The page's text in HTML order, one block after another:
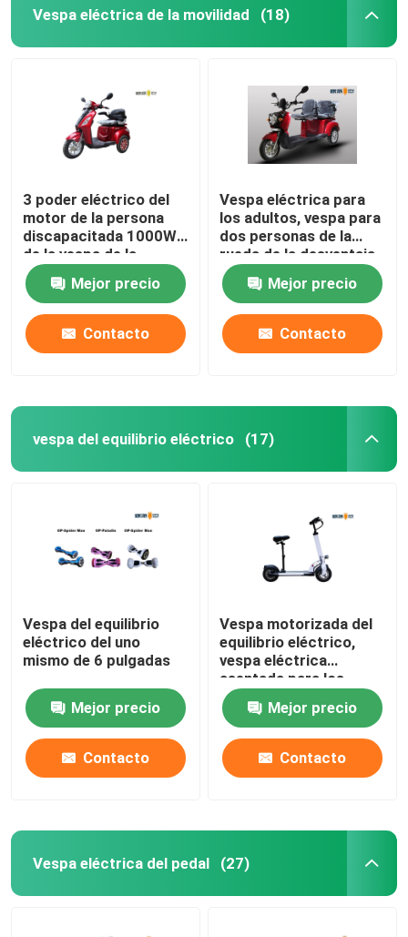
Vespa eléctrica de la movilidad (18)
3 poder eléctrico del
motor de la persona
discapacitada 1000W
de la vespa de la
movilidad de la gama
larga de la rueda
Mejor precio
Contacto
Vespa eléctrica para
los adultos, vespa para
dos personas de la
rueda de la desventaja
3 de la movilidad
Mejor precio
Contacto
vespa del equilibrio eléctrico (17)
Vespa del equilibrio
eléctrico del uno
mismo de 6 pulgadas
Mejor precio
Contacto
Vespa motorizada del
equilibrio eléctrico,
vespa eléctrica
asentada para los
adultos
Mejor precio
Contacto
Vespa eléctrica del pedal (27)